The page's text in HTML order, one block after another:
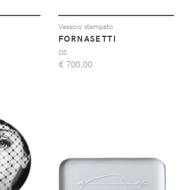
Vassoio stampato
FORNASETTI
OS
€ 700,00